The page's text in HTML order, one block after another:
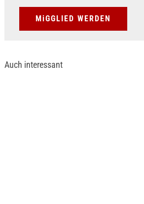
MiGGLIED WERDEN
Auch interessant